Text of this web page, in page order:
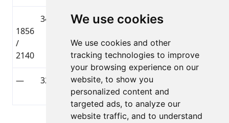
We use cookies
We use cookies and other
tracking technologies to improve
your browsing experience on our
website, to show you
personalized content and
targeted ads, to analyze our
website traffic, and to understand
1856
/
2140
3439
Līga
🇱🇻
— 3224
Ilga
Nolendorfa
🇱🇻
LAT
brauciens